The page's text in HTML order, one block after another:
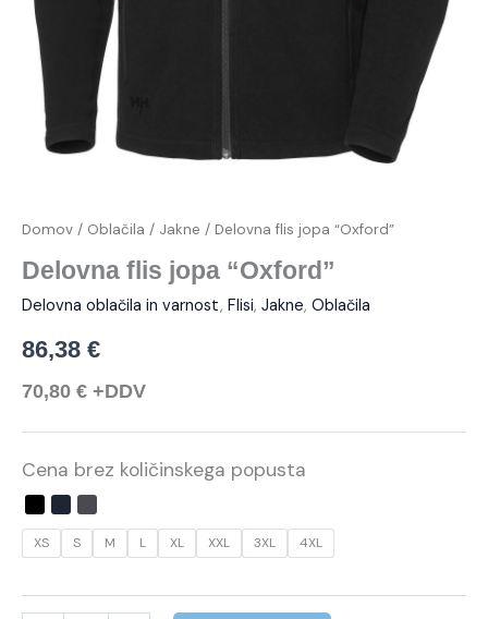
Domov / Oblačila / Jakne / Delovna flis jopa “Oxford”
Delovna flis jopa “Oxford”
Delovna oblačila in varnost, Flisi, Jakne, Oblačila
86,38 €
70,80 € +DDV
Cena brez količinskega popusta
XS S M L XL XXL 3XL 4XL